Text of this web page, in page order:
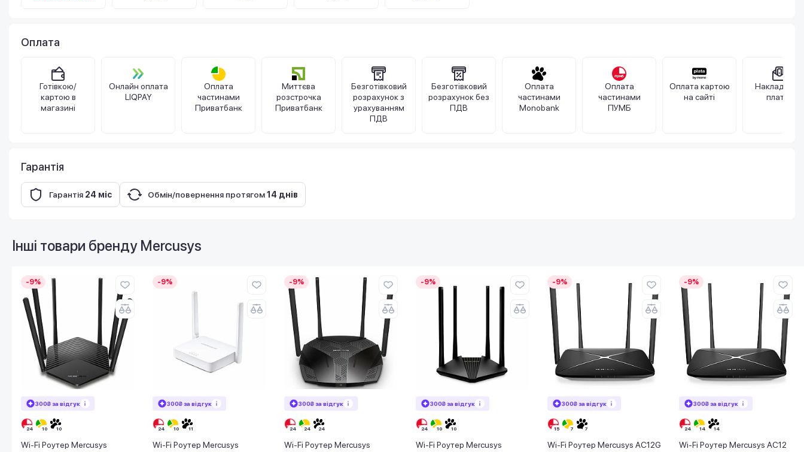
Оплата
Готівкою/
картою в
магазині
Онлайн оплата
LIQPAY
Оплата
частинами
Приватбанк
Миттєва
розстрочка
Приватбанк
Безготівковий
розрахунок з
урахуванням
ПДВ
Безготівковий
розрахунок без
ПДВ
Оплата
частинами
Monobank
Оплата
частинами
ПУМБ
Оплата картою
на сайті
Накладений
платіж
Гарантія
Гарантія 24 міс Обмін/повернення протягом14 днів
Інші товари бренду Mercusys
-9%
300₴ за відгук
Wi-Fi Роутер Mercusys
-9%
300₴ за відгук
Wi-Fi Роутер Mercusys
-9%
300₴ за відгук
Wi-Fi Роутер Mercusys
-9%
300₴ за відгук
Wi-Fi Роутер Mercusys
-9%
300₴ за відгук
Wi-Fi Роутер Mercusys AC12G
-9%
300₴ за відгук
Wi-Fi Роутер Mercusys AC12